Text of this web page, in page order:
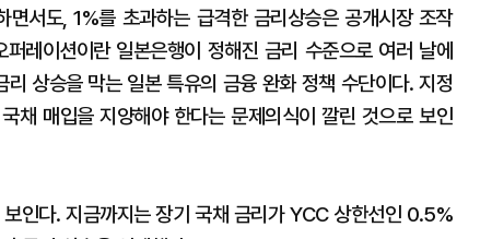
서도, 1%를 초과하는 급격한 금리상승은 공개시장 조작
레이션이란 일본은행이 정해진 금리 수준으로 여러 날에
상승을 막는 일본 특유의 금융 완화 정책 수단이다. 지정
채 매입을 지양해야 한다는 문제의식이 깔린 것으로 보인
인다. 지금까지는 장기 국채 금리가 YCC 상한선인 0.5%